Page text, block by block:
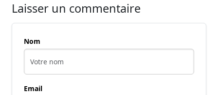
Laisser un commentaire
Nom
Email